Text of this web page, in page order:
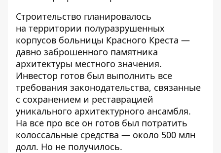
Строительство планировалось
на территории полуразрушенных
корпусов больницы Красного Креста —
давно заброшенного памятника
архитектуры местного значения.
Инвестор готов был выполнить все
требования законодательства, связанные
с сохранением и реставрацией
уникального архитектурного ансамбля.
На все про все он готов был потратить
колоссальные средства — около 500 млн
долл. Но не получилось.